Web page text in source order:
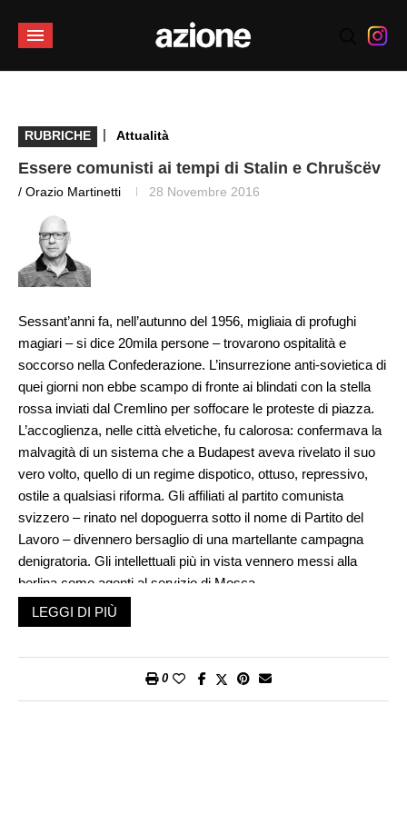
RUBRICHE | Attualità
Essere comunisti ai tempi di Stalin e Chrušcëv
/ Orazio Martinetti 28 Novembre 2016
Sessant’anni fa, nell’autunno del 1956, migliaia di profughi
magiari – si dice 20mila persone – trovarono ospitalità e
soccorso nella Confederazione. L’insurrezione anti-sovietica di
quei giorni non ebbe scampo di fronte ai blindati con la stella
rossa inviati dal Cremlino per soffocare le proteste di piazza.
L’accoglienza, nelle città elvetiche, fu calorosa: confermava la
malvagità di un sistema che a Budapest aveva rivelato il suo
vero volto, quello di un regime dispotico, ottuso, repressivo,
ostile a qualsiasi riforma. Gli affiliati al partito comunista
svizzero – rinato nel dopoguerra sotto il nome di Partito del
Lavoro – divennero bersaglio di una martellante campagna
denigratoria. Gli intellettuali più in vista vennero messi alla
berlina come agenti al servizio di Mosca.
La «Neue Zürcher Zeitung» pubblicò sulle sue pagine
l’indirizzo di uno di loro, il libraio e storico dell’arte Konrad
stessa una turba di esagitati si radunò sotto casa al grido di
LEGGI DI PIÙ
0